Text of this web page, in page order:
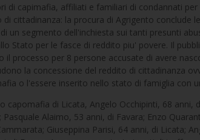
di capimafia, affiliati e familiari di condannati
cittadinanza: la procura di Agrigento conclude
un segmento dell'inchiesta sui tanti presunti
Stato per le fasce di reddito piu' povere. Il
il processo per 8 persone accusate di avere
la concessione del reddito di cittadinanza
o l'essere inserito nello stato di famiglia con
capomafia di Licata, Angelo Occhipinti, 68 anni,
Pasquale Alaimo, 53 anni, di Favara; Enzo
Giuseppina Parisi, 64 anni, di Licata;